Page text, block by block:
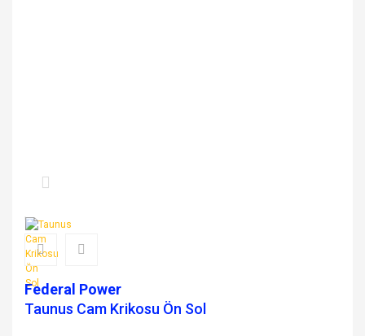
Federal Power
Taunus Cam Krikosu Ön Sol